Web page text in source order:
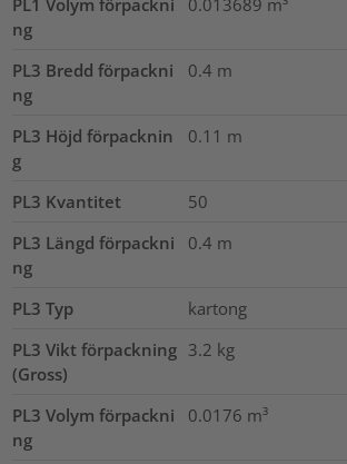
ng
PL3 Bredd förpackni
ng
0.4 m
PL3 Höjd förpacknin
g
0.11 m
PL3 Kvantitet
50
PL3 Längd förpackni
ng
0.4 m
PL3 Typ
kartong
PL3 Vikt förpackning
(Gross)
3.2 kg
PL3 Volym förpackni
ng
0.0176 m³